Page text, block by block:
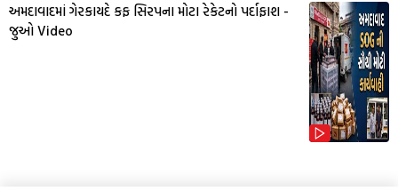
અમદાવાદમાં ગેરકાયદે કફ સિરપના મોટા રેકેટનો પર્દાફાશ -
જુઓ Video